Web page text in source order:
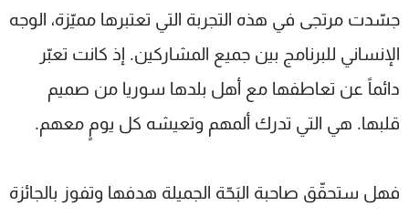
جسّدت مرتجى في هذه التجربة التي تعتبرها مميّزة، الوجه
الإنساني للبرنامج بين جميع المشاركين. إذ كانت تعبّر
دائماً عن تعاطفها مع أهل بلدها سوريا من صميم
قلبها. هي التي تدرك ألمهم وتعيشه كل يومٍ معهم.
فهل ستحقّق صاحبة البَحّة الجميلة هدفها وتفوز بالجائزة